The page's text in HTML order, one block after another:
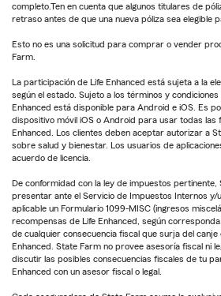
completo.Ten en cuenta que algunos titulares de
retraso antes de que una nueva póliza sea elegible
Esto no es una solicitud para comprar o vender
Farm.
La participación de Life Enhanced está sujeta a la
según el estado. Sujeto a los términos y
Enhanced está disponible para Android e iOS. Es
dispositivo móvil iOS o Android para usar todas las
Enhanced. Los clientes deben aceptar autorizar a
sobre salud y bienestar. Los usuarios de
acuerdo de licencia.
De conformidad con la ley de impuestos
presentar ante el Servicio de Impuestos Internos
aplicable un Formulario 1099-MISC (ingresos
recompensas de Life Enhanced, según
de cualquier consecuencia fiscal que surja del
Enhanced. State Farm no provee asesoría fiscal ni
discutir las posibles consecuencias fiscales de tu
Enhanced con un asesor fiscal o legal.